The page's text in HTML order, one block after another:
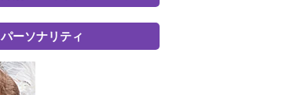
パーソナリティ